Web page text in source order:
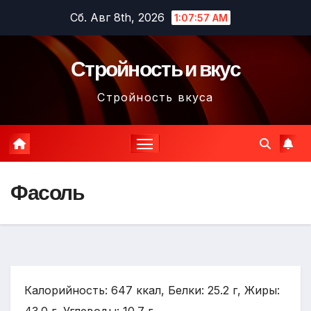
содержимому
Сб. Авг 8th, 2026 1:07:58 AM
Стройность и вкус
Стройность вкуса
Фасоль
Калорийность: 647 ккал, Белки: 25.2 г, Жиры: